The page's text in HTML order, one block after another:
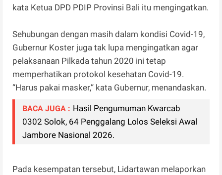
kata Ketua DPD PDIP Provinsi Bali itu mengingatkan.
Sehubungan dengan masih dalam kondisi Covid-19,
Gubernur Koster juga tak lupa mengingatkan agar
pelaksanaan Pilkada tahun 2020 ini tetap
memperhatikan protokol kesehatan Covid-19.
“Harus pakai masker,” kata Gubernur, menandaskan.
BACA JUGA : Hasil Pengumuman Kwarcab
0302 Solok, 64 Penggalang Lolos Seleksi Awal
Jambore Nasional 2026.
Pada kesempatan tersebut, Lidartawan melaporkan